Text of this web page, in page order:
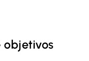
objetivos